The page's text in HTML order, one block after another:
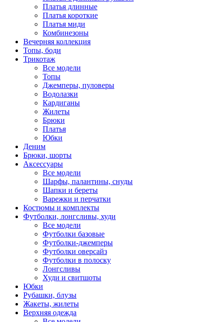
Платья длинные
Платья короткие
Платья миди
Комбинезоны
Вечерняя коллекция
Топы, боди
Трикотаж
Все модели
Топы
Джемперы, пуловеры
Водолазки
Кардиганы
Жилеты
Брюки
Платья
Юбки
Деним
Брюки, шорты
Аксессуары
Все модели
Шарфы, палантины, снуды
Шапки и береты
Варежки и перчатки
Костюмы и комплекты
Футболки, лонгсливы, худи
Все модели
Футболки базовые
Футболки-джемперы
Футболки оверсайз
Футболки в полоску
Лонгсливы
Худи и свитшоты
Юбки
Рубашки, блузы
Жакеты, жилеты
Верхняя одежда